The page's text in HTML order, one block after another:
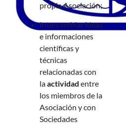
propia Asociación;
Intercambiar ideas
e informaciones
científicas y
técnicas
relacionadas con
laactividad entre
los miembros de la
Asociación y con
Sociedades